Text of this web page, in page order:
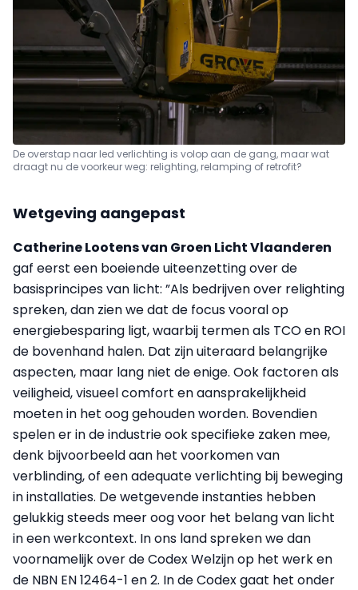
De overstap naar led verlichting is volop aan de gang, maar wat
draagt nu de voorkeur weg: relighting, relamping of retrofit?
Wetgeving aangepast
Catherine Lootens van Groen Licht Vlaanderen
gaf eerst een boeiende uiteenzetting over de
basisprincipes van licht: ”Als bedrijven over relighting
spreken, dan zien we dat de focus vooral op
energiebesparing ligt, waarbij termen als TCO en ROI
de bovenhand halen. Dat zijn uiteraard belangrijke
aspecten, maar lang niet de enige. Ook factoren als
veiligheid, visueel comfort en aansprakelijkheid
moeten in het oog gehouden worden. Bovendien
spelen er in de industrie ook specifieke zaken mee,
denk bijvoorbeeld aan het voorkomen van
verblinding, of een adequate verlichting bij beweging
in installaties. De wetgevende instanties hebben
gelukkig steeds meer oog voor het belang van licht
in een werkcontext. In ons land spreken we dan
voornamelijk over de Codex Welzijn op het werk en
de NBN EN 12464-1 en 2. In de Codex gaat het onder